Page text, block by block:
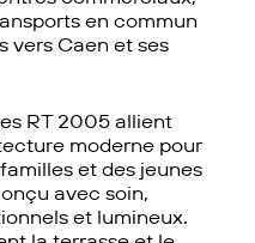
en commun
vers Caen et ses
RT 2005 allient
moderne pour
et des jeunes
avec soin,
et lumineux.